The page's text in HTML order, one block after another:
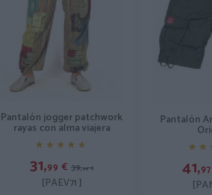
Pantalón jogger patchwork
rayas con alma viajera
★★★★★
★★★★★
31,99 € 39,99 €
[PAEV71 ]
Pantalón
41,97